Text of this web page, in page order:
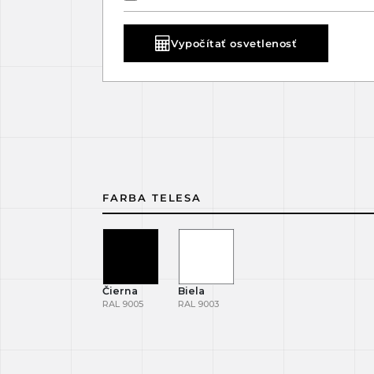
Vypočítať osvetlenosť
FARBA TELESA
Čierna
RAL 9005
Biela
RAL 9003